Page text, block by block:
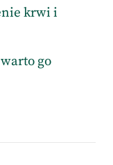
krwi i
go